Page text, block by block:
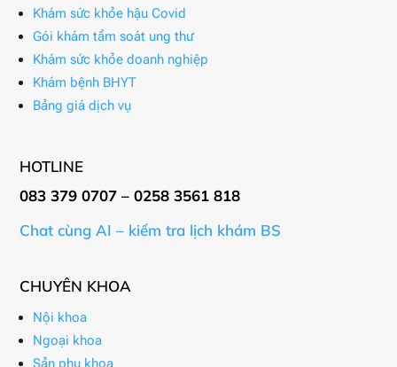
Khám sức khỏe hậu Covid
Gói khám tầm soát ung thư
Khám sức khỏe doanh nghiệp
Khám bệnh BHYT
Bảng giá dịch vụ
HOTLINE
083 379 0707 – 0258 3561 818
Chat cùng AI – kiểm tra lịch khám BS
CHUYÊN KHOA
Nội khoa
Ngoại khoa
Sản phụ khoa